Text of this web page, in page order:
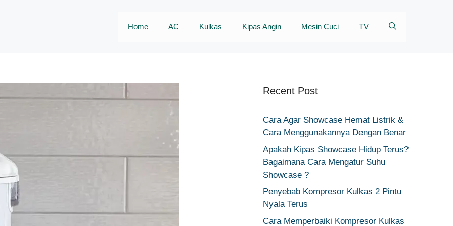
Home AC Kulkas Kipas Angin Mesin Cuci TV
Recent Post
Cara Agar Showcase Hemat Listrik &
Cara Menggunakannya Dengan Benar
Apakah Kipas Showcase Hidup Terus?
Bagaimana Cara Mengatur Suhu
Showcase ?
Penyebab Kompresor Kulkas 2 Pintu
Nyala Terus
Cara Memperbaiki Kompresor Kulkas